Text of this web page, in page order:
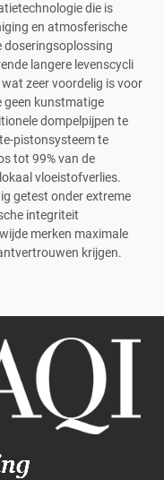
die is
en atmosferische
doseringsoplossing
langere levenscycli
zeer voordelig is voor
geen kunstmatige
dompelpijpen te
pistonsysteem te
tot 99% van de
vloeistofverlies.
getest onder extreme
integriteit
merken maximale
krijgen.